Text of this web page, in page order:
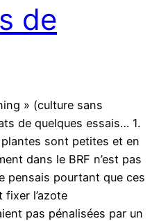
de
» (culture sans
de quelques essais… 1.
sont petites et en
dans le BRF n’est pas
pensais pourtant que ces
fixer l’azote
pas pénalisées par un